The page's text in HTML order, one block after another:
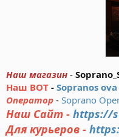
Наш магазин -
Наш BOT - Sopranos
Оператор - Soprano
Наш Сайт - https://
Для курьеров -